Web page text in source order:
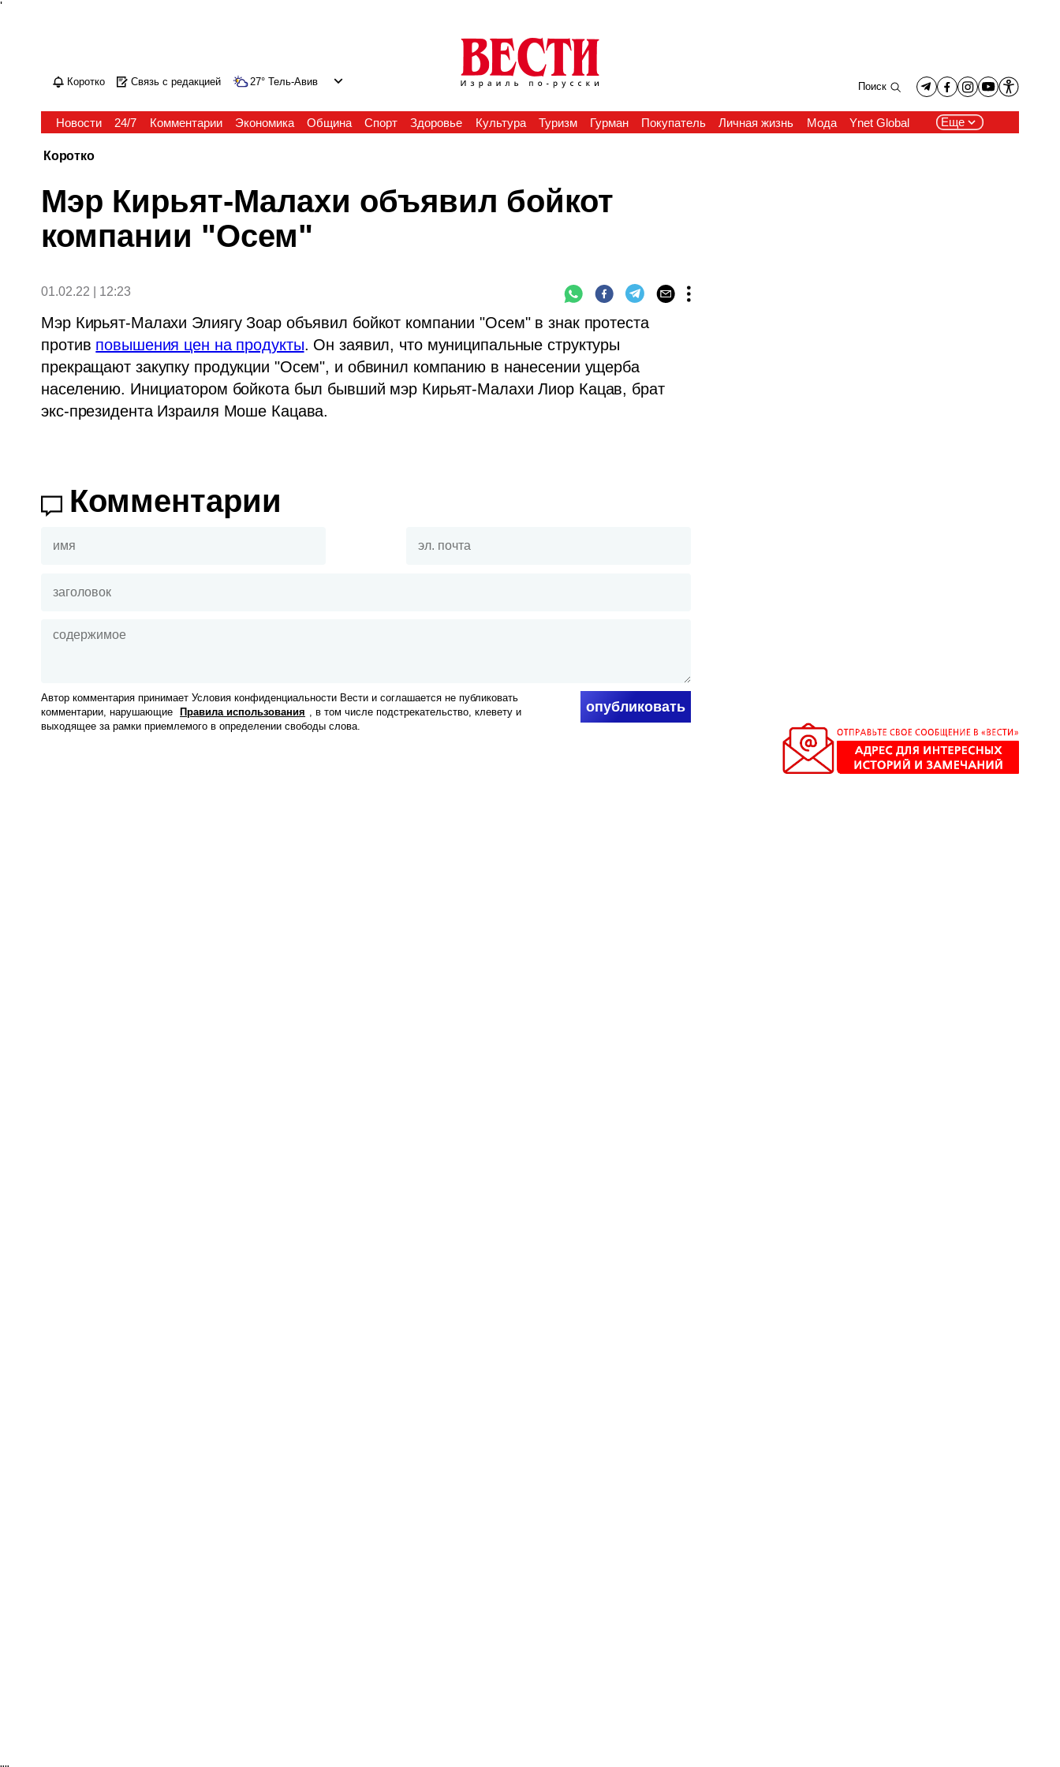
'
Коротко Связь с редакцией 27° Тель-Авив Поиск
Новости 24/7 Комментарии Экономика Община Спорт Здоровье Культура Туризм Гурман Покупатель Личная жизнь Мода Ynet Global Еще
Коротко
Мэр Кирьят-Малахи объявил бойкот
компании "Осем"
01.02.22 | 12:23
Мэр Кирьят-Малахи Элиягу Зоар объявил бойкот компании "Осем" в знак протеста
против повышения цен на продукты. Он заявил, что муниципальные структуры
прекращают закупку продукции "Осем", и обвинил компанию в нанесении ущерба
населению. Инициатором бойкота был бывший мэр Кирьят-Малахи Лиор Кацав, брат
экс-президента Израиля Моше Кацава.
Комментарии
Автор комментария принимает Условия конфиденциальности Вести и соглашается не публиковать
комментарии, нарушающие
Правила использования , в том числе подстрекательство, клевету и
выходящее за рамки приемлемого в определении свободы слова.
опубликовать